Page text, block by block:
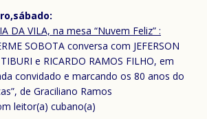
DA VILA, na mesa “Nuvem Feliz” :
SOBOTA conversa com JEFERSON
e RICARDO RAMOS FILHO, em
convidado e marcando os 80 anos do
de Graciliano Ramos
leitor(a) cubano(a)